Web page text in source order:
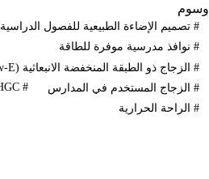
وسوم
#تصميم الإضاءة الطبيعية للفصول الدراسية
#نوافذ مدرسية موفرة للطاقة
#الزجاج ذو الطبقة المنخفضة الانبعاثية (Low-E) للمدارس
#الزجاج المستخدم في المدارس #
SHGC
#الراحة الحرارية